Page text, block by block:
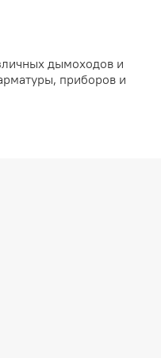
дымоходов и
приборов и
технические
за собой
извещения